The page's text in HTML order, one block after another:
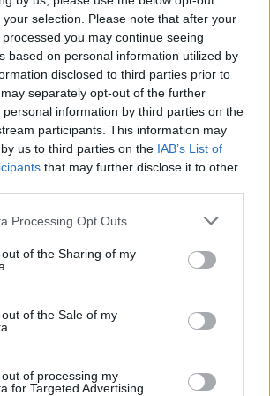
selection. Please note that after your
you may continue seeing
based on personal information utilized by
disclosed to third parties prior to
separately opt-out of the further
information by third parties on the
participants. This information may
us to third parties on the IAB’s List of
that may further disclose it to other
website/app uses one or more Google
visit or usage behaviour. You may click to
to Google and its third-party tags to
specified purposes in below Google
Processing Opt Outs
of the Sharing of my
of the Sale of my
of processing my
for Targeted Advertising.
Herrera